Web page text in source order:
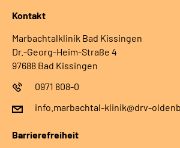
Kontakt
Marbachtalklinik Bad Kissingen
Dr.-Georg-Heim-Straße 4
97688 Bad Kissingen
0971 808-0
info.marbachtal-klinik@drv-
Barrierefreiheit